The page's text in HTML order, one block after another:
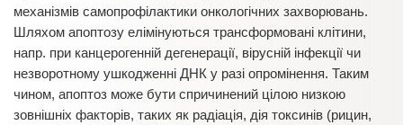
механізмів самопрофілактики онкологічних захворювань.
Шляхом апоптозу елімінуються трансформовані клітини,
напр. при канцерогенній дегенерації, вірусній інфекції чи
незворотному ушкодженні ДНК у разі опромінення. Таким
чином, апоптоз може бути спричинений цілою низкою
зовнішніх факторів, таких як радіація, дія токсинів (рицин,